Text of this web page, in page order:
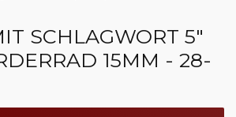
SCHLAGWORT 5"
15MM - 28-